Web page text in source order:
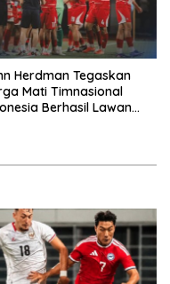
Herdman Tegaskan
Mati Timnasional
Berhasil Lawan